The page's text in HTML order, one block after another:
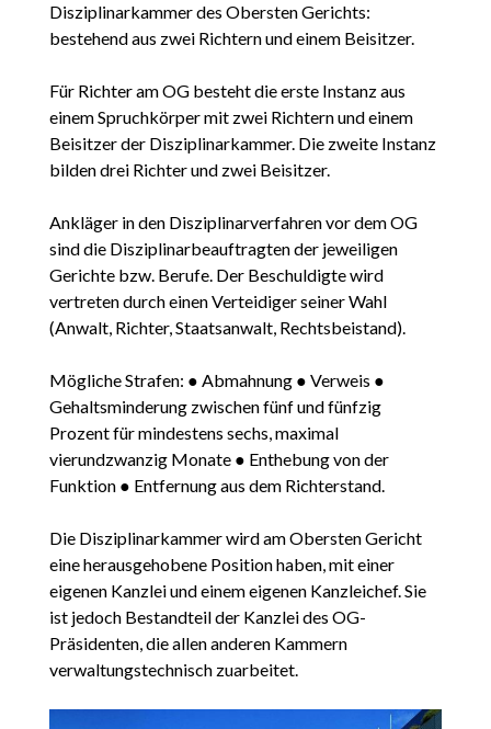
Disziplinarkammer des Obersten Gerichts:
bestehend aus zwei Richtern und einem Beisitzer.
Für Richter am OG besteht die erste Instanz aus
einem Spruchkörper mit zwei Richtern und einem
Beisitzer der Disziplinarkammer. Die zweite Instanz
bilden drei Richter und zwei Beisitzer.
Ankläger in den Disziplinarverfahren vor dem OG
sind die Disziplinarbeauftragten der jeweiligen
Gerichte bzw. Berufe. Der Beschuldigte wird
vertreten durch einen Verteidiger seiner Wahl
(Anwalt, Richter, Staatsanwalt, Rechtsbeistand).
Mögliche Strafen: ● Abmahnung ● Verweis ●
Gehaltsminderung zwischen fünf und fünfzig
Prozent für mindestens sechs, maximal
vierundzwanzig Monate ● Enthebung von der
Funktion ● Entfernung aus dem Richterstand.
Die Disziplinarkammer wird am Obersten Gericht
eine herausgehobene Position haben, mit einer
eigenen Kanzlei und einem eigenen Kanzleichef. Sie
ist jedoch Bestandteil der Kanzlei des OG-
Präsidenten, die allen anderen Kammern
verwaltungstechnisch zuarbeitet.